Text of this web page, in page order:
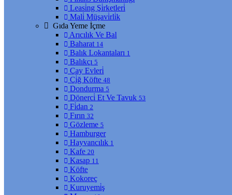
Leasi̇ng Şi̇rketleri̇
Mali̇ Müşavi̇rli̇k
Gıda Yeme İçme
Arıcılık Ve Bal
Baharat 14
Balık Lokantaları 1
Balıkçı 5
Çay Evleri̇
Çi̇ğ Köfte 48
Dondurma 5
Dönerci̇ Et Ve Tavuk 53
Fi̇dan 2
Fırın 32
Gözleme 5
Hamburger
Hayvancılık 1
Kafe 20
Kasap 11
Köfte
Kokoreç
Kuruyemi̇ş